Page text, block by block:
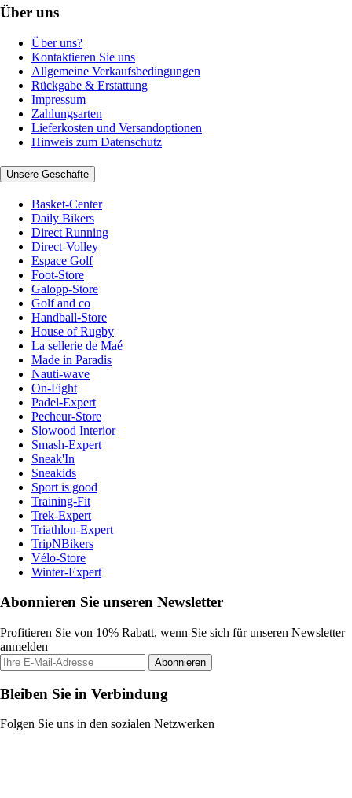
Über uns
Über uns?
Kontaktieren Sie uns
Allgemeine Verkaufsbedingungen
Rückgabe & Erstattung
Impressum
Zahlungsarten
Lieferkosten und Versandoptionen
Hinweis zum Datenschutz
Unsere Geschäfte
Basket-Center
Daily Bikers
Direct Running
Direct-Volley
Espace Golf
Foot-Store
Galopp-Store
Golf and co
Handball-Store
House of Rugby
La sellerie de Maé
Made in Paradis
Nauti-wave
On-Fight
Padel-Expert
Pecheur-Store
Slowood Interior
Smash-Expert
Sneak'In
Sneakids
Sport is good
Training-Fit
Trek-Expert
Triathlon-Expert
TripNBikers
Vélo-Store
Winter-Expert
Abonnieren Sie unseren Newsletter
Profitieren Sie von 10% Rabatt, wenn Sie sich für unseren Newsletter
anmelden
Abonnieren
Bleiben Sie in Verbindung
Folgen Sie uns in den sozialen Netzwerken